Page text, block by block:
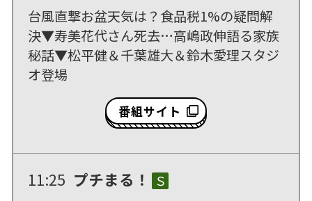
台風直撃お盆天気は？食品税1%の疑問解
決▼寿美花代さん死去…高嶋政伸語る家族
秘話▼松平健＆千葉雄大＆鈴木愛理スタジ
オ登場
番組サイト
11:25 プチまる！ Ｓ